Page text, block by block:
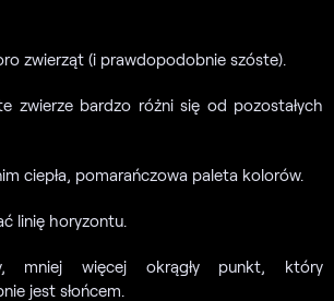
zwierząt (i prawdopodobnie szóste).
zwierze bardzo różni się od pozostałych
ciepła, pomarańczowa paleta kolorów.
linię horyzontu.
mniej więcej okrągły punkt, który
jest słońcem.